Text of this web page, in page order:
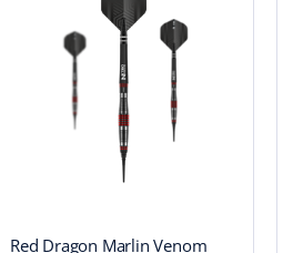
Red Dragon Marlin Venom